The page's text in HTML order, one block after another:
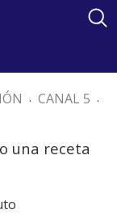
. CANAL 5 .
una receta